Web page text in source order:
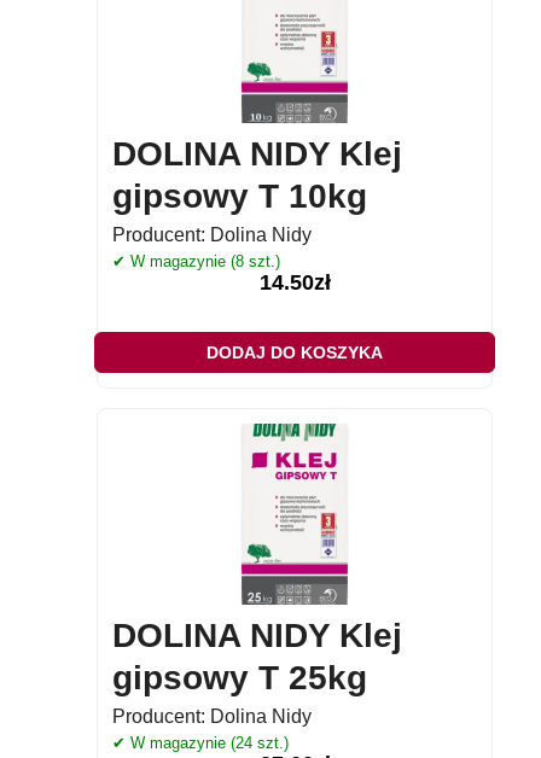
DOLINA NIDY Klej
gipsowy T 10kg
Producent: Dolina Nidy
✔ W magazynie (8 szt.)
14.50zł
DODAJ DO KOSZYKA
DOLINA NIDY Klej
gipsowy T 25kg
Producent: Dolina Nidy
✔ W magazynie (24 szt.)